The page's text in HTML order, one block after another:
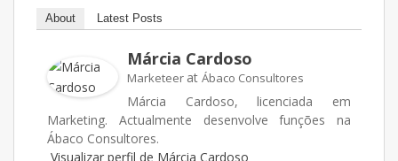
About Latest Posts
Márcia Cardoso
Marketeer at Ábaco Consultores
Márcia Cardoso, licenciada em
Marketing. Actualmente desenvolve funções na
Ábaco Consultores.
Visualizar perfil de Márcia Cardoso